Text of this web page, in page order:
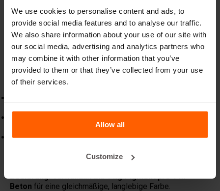
We use cookies to personalise content and ads, to
provide social media features and to analyse our traffic.
We also share information about your use of our site with
our social media, advertising and analytics partners who
may combine it with other information that you’ve
provided to them or that they’ve collected from your use
of their services.
Allow all
Customize
Bringen Sie Ihre Betonprojekte zum Leben mit
unseren
hochwertigen Betonpigmenten.
speziell entwickelt, um kräftige, farbbeständige
Ergebnisse zu liefern, die dauerhaft überzeugen.
Geeignet für Beton, Mörtel und andere zementbasierte
Materialien sorgen unsere Pigmente für ein
und dekorative Oberflächen.
Wählen Sie aus natürlichen Erdtönen, modernen kräftigen
gewünschten Look zu erzielen.
Dosierung: Verwenden Sie 1 kg Pigment pro 1 m³
Beton für eine gleichmäßige, langlebige Farbe.